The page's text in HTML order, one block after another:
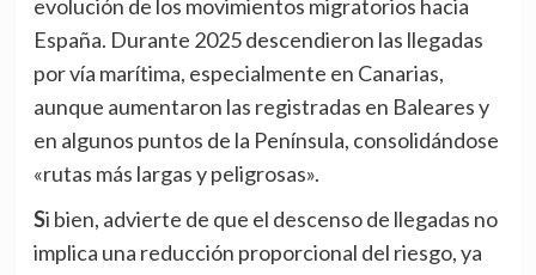
evolución de los movimientos migratorios hacia
España. Durante 2025 descendieron las llegadas
por vía marítima, especialmente en Canarias,
aunque aumentaron las registradas en Baleares y
en algunos puntos de la Península, consolidándose
«rutas más largas y peligrosas».
Si bien, advierte de que el descenso de llegadas no
implica una reducción proporcional del riesgo, ya